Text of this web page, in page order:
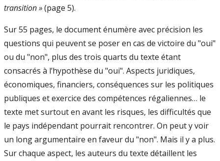
transition »(page 5).
Sur 55 pages, le document énumère avec précision les
questions qui peuvent se poser en cas de victoire du "oui"
ou du "non", plus des trois quarts du texte étant
consacrés à l’hypothèse du "oui". Aspects juridiques,
économiques, financiers, conséquences sur les politiques
publiques et exercice des compétences régaliennes… le
texte met surtout en avant les risques, les difficultés que
le pays indépendant pourrait rencontrer. On peut y voir
un long argumentaire en faveur du "non". Mais il y a plus.
Sur chaque aspect, les auteurs du texte détaillent les